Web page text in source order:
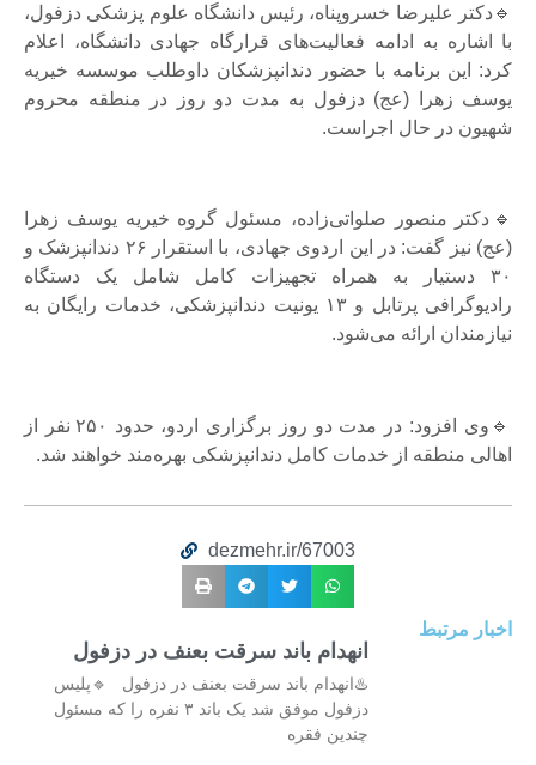
🔹دکتر علیرضا خسروپناه، رئیس دانشگاه علوم پزشکی دزفول،
با اشاره به ادامه فعالیت‌های قرارگاه جهادی دانشگاه، اعلام
کرد: این برنامه با حضور دندانپزشکان داوطلب موسسه خیریه
یوسف زهرا (عج) دزفول به مدت دو روز در منطقه محروم
شهیون در حال اجراست.
🔹دکتر منصور صلواتی‌زاده، مسئول گروه خیریه یوسف زهرا
(عج) نیز گفت: در این اردوی جهادی، با استقرار ۲۶ دندانپزشک و
۳۰ دستیار به همراه تجهیزات کامل شامل یک دستگاه
رادیوگرافی پرتابل و ۱۳ یونیت دندانپزشکی، خدمات رایگان به
نیازمندان ارائه می‌شود.
🔹وی افزود: در مدت دو روز برگزاری اردو، حدود ۲۵۰ نفر از
اهالی منطقه از خدمات کامل دندانپزشکی بهره‌مند خواهند شد.
dezmehr.ir/67003
اخبار مرتبط
انهدام باند سرقت بعنف در دزفول
♨️انهدام باند سرقت بعنف در دزفول 🔹پلیس
دزفول موفق شد یک باند ۳ نفره را که مسئول
چندین فقره